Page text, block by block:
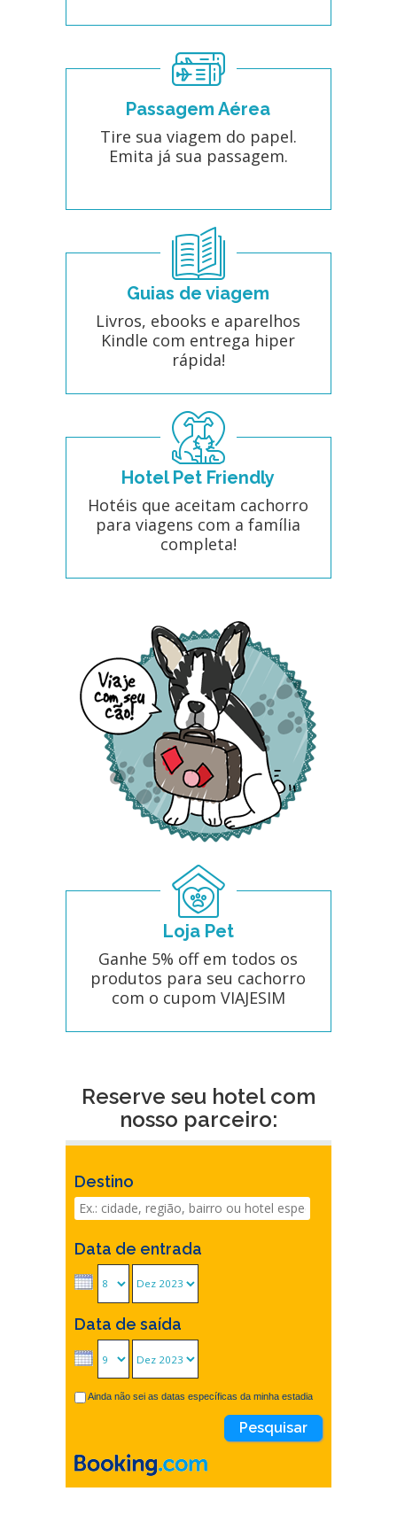
Passagem Aérea
Tire sua viagem do papel.
Emita já sua passagem.
Guias de viagem
Livros, ebooks e aparelhos
Kindle com entrega hiper
rápida!
Hotel Pet Friendly
Hotéis que aceitam cachorro
para viagens com a família
completa!
Loja Pet
Ganhe 5% off em todos os
produtos para seu cachorro
com o cupom VIAJESIM
Reserve seu hotel com
nosso parceiro:
Destino
Data de entrada
Data de saída
Ainda não sei as datas específicas da minha estadia